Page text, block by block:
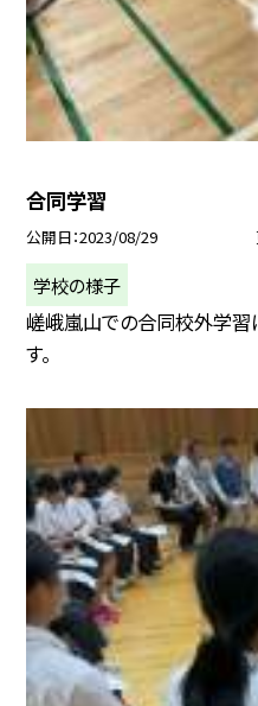
合同学習
公開日 2023/08/29
学校の様子
嵯峨嵐山での合同校外学習
す。